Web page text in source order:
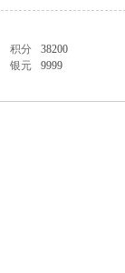
积分
38200
银元 9999